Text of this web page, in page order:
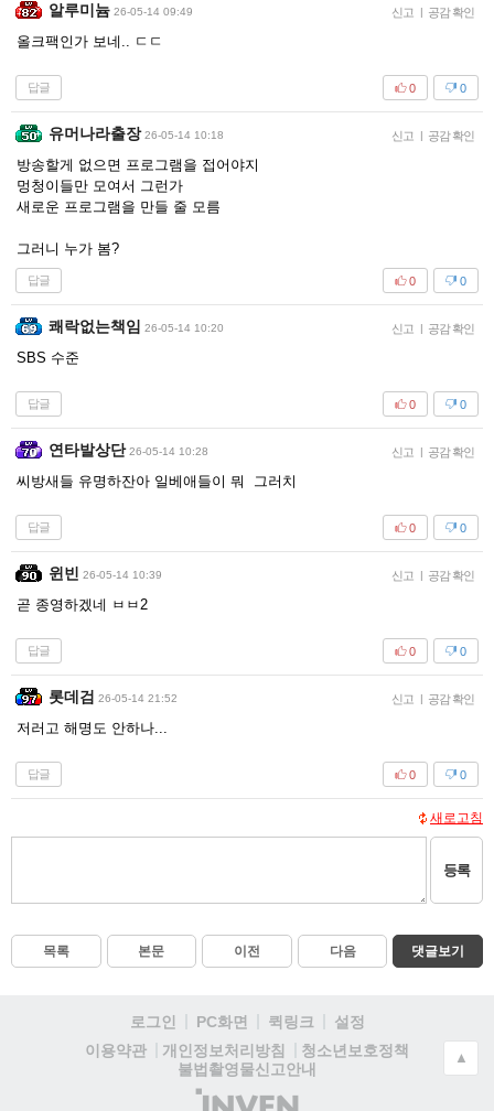
알루미늄 26-05-14 09:49 신고 | 공감 확인
올크팩인가 보네.. ㄷㄷ
답글 0
0
유머나라출장 26-05-14 10:18 신고 | 공감 확인
방송할게 없으면 프로그램을 접어야지
멍청이들만 모여서 그런가
새로운 프로그램을 만들 줄 모름
그러니 누가 봄?
답글 0
0
쾌락없는책임 26-05-14 10:20 신고 | 공감 확인
SBS 수준
답글 0
0
연타발상단 26-05-14 10:28 신고 | 공감 확인
씨방새들 유명하잔아 일베애들이 뭐 그러치
답글 0
0
윈빈 26-05-14 10:39 신고 | 공감 확인
곧 종영하겠네 ㅂㅂ2
답글 0
0
롯데검 26-05-14 21:52 신고 | 공감 확인
저러고 해명도 안하나...
답글 0
0
새로고침
등록
목록 본문 이전 다음 댓글보기
로그인 PC화면 퀵링크
설정
이용약관
개인정보처리방침
청소년보호정책
불법촬영물신고안내
(주)
▲